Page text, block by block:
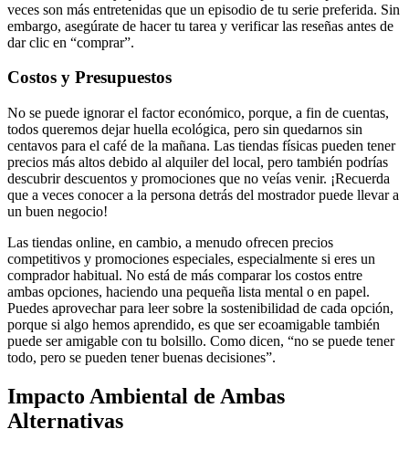
veces son más entretenidas que un episodio de tu serie preferida. Sin
embargo, asegúrate de hacer tu tarea y verificar las reseñas antes de
dar clic en “comprar”.
Costos y Presupuestos
No se puede ignorar el factor económico, porque, a fin de cuentas,
todos queremos dejar huella ecológica, pero sin quedarnos sin
centavos para el café de la mañana. Las tiendas físicas pueden tener
precios más altos debido al alquiler del local, pero también podrías
descubrir descuentos y promociones que no veías venir. ¡Recuerda
que a veces conocer a la persona detrás del mostrador puede llevar a
un buen negocio!
Las tiendas online, en cambio, a menudo ofrecen precios
competitivos y promociones especiales, especialmente si eres un
comprador habitual. No está de más comparar los costos entre
ambas opciones, haciendo una pequeña lista mental o en papel.
Puedes aprovechar para leer sobre la sostenibilidad de cada opción,
porque si algo hemos aprendido, es que ser ecoamigable también
puede ser amigable con tu bolsillo. Como dicen, “no se puede tener
todo, pero se pueden tener buenas decisiones”.
Impacto Ambiental de Ambas
Alternativas